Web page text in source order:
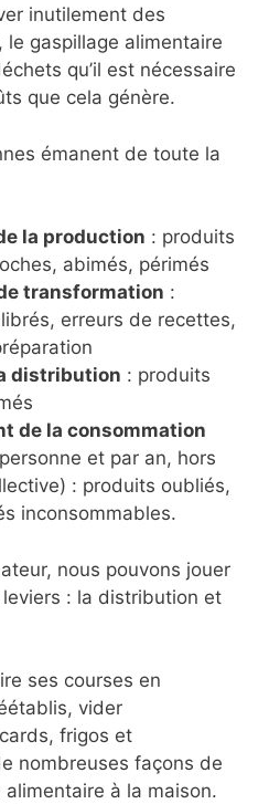
inutilement des
le gaspillage alimentaire
qu’il est nécessaire
que cela génère.
émanent de toute la
la production : produits
abimés, périmés
transformation :
erreurs de recettes,
distribution : produits
de la consommation
et par an, hors
: produits oubliés,
inconsommables.
nous pouvons jouer
: la distribution et
ses courses en
vider
frigos et
nombreuses façons de
à la maison.